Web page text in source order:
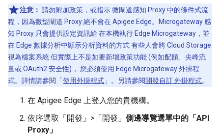
注意： 請勿附加政策，或指示 微閘道感知 Proxy 中的條件式流
程，因為微型閘道 Proxy 絕不會在 Apigee Edge。Microgateway 感
知 Proxy 只會提供設定資訊給 在本機執行 Edge Microgateway，並
在 Edge 數據分析中顯示分析資料的方式 有些人會將 Cloud Storage
視為檔案系統 但實際上不是如要新增政策功能 (例如配額、尖峰流
量或 OAuth2 安全性)， 您必須使用 Edge Microgateway 外掛程
式。詳情請參閱「 使用外掛程式 」。另請參閱 開發自訂 外掛程式。
在 Apigee Edge 上登入您的貴機構。
依序選取「開發」>「開發」 側邊導覽選單中的「API
Proxy」